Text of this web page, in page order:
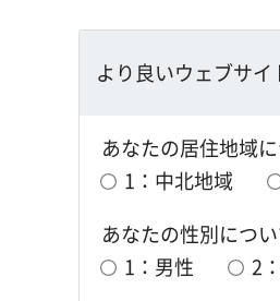
より良いウェブサ
あなたの居住地域
1：中北地域
あなたの性別につ
1：男性
2